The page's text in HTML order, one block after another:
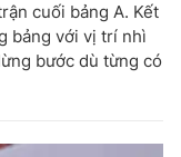
cuối bảng A. Kết
bảng với vị trí nhì
bước dù từng có